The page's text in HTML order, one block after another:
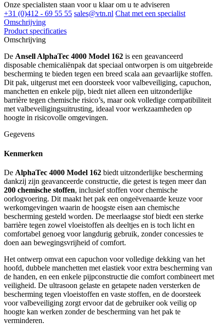
Onze specialisten staan voor u klaar om u te adviseren
+31 (0)412 - 69 55 55 sales@vtn.nl Chat met een specialist
Omschrijving
Product specificaties
Omschrijving
De Ansell AlphaTec 4000 Model 162 is een geavanceerd
disposable chemicaliënpak dat speciaal ontworpen is om uitgebreide
bescherming te bieden tegen een breed scala aan gevaarlijke stoffen.
Dit pak, uitgerust met een doorsteek voor valbeveiliging, capuchon,
manchetten en enkele pijp, biedt niet alleen een uitzonderlijke
barrière tegen chemische risico’s, maar ook volledige compatibiliteit
met valbeveiligingsuitrusting, ideaal voor werkzaamheden op
hoogte in risicovolle omgevingen.
Gegevens
Kenmerken
De AlphaTec 4000 Model 162 biedt uitzonderlijke bescherming
dankzij zijn geavanceerde constructie, die getest is tegen meer dan
200 chemische stoffen, inclusief stoffen voor chemische
oorlogvoering. Dit maakt het pak een ongeëvenaarde keuze voor
werkomgevingen waarin de hoogste eisen aan chemische
bescherming gesteld worden. De meerlaagse stof biedt een sterke
barrière tegen zowel vloeistoffen als deeltjes en is toch licht en
comfortabel genoeg voor langdurig gebruik, zonder concessies te
doen aan bewegingsvrijheid of comfort.
Het ontwerp omvat een capuchon voor volledige dekking van het
hoofd, dubbele manchetten met elastiek voor extra bescherming van
de handen, en een enkele pijpconstructie die comfort combineert met
veiligheid. De ultrasoon gelaste en getapete naden versterken de
bescherming tegen vloeistoffen en vaste stoffen, en de doorsteek
voor valbeveiliging zorgt ervoor dat de gebruiker ook veilig op
hoogte kan werken zonder de bescherming van het pak te
verminderen.